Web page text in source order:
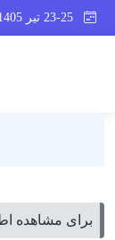
برای مشاهده